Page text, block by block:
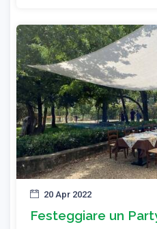
20 Apr 2022
Festeggiare un